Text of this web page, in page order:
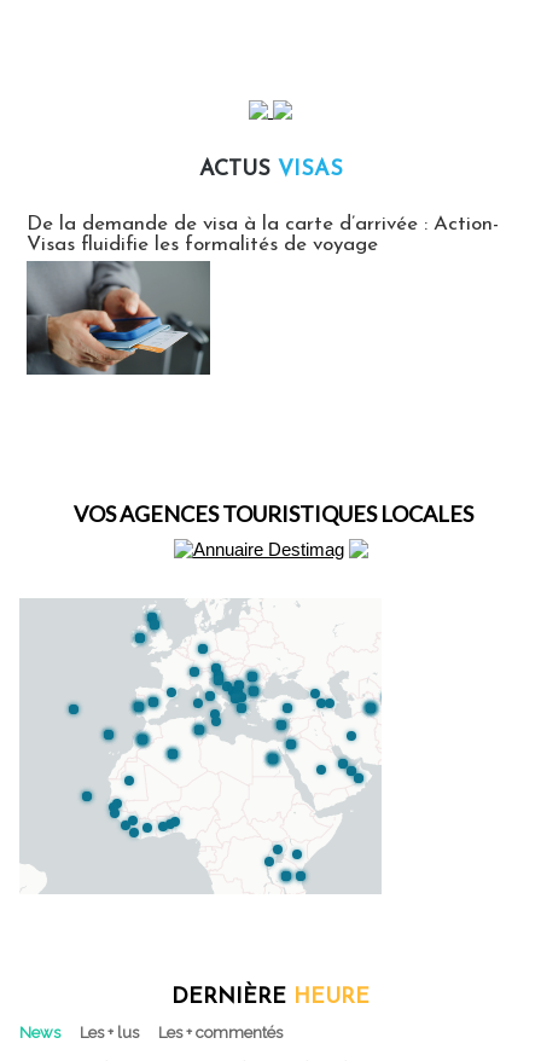
ACTUS VISAS
De la demande de visa à la carte d’arrivée : Action-
Visas fluidifie les formalités de voyage
VOS AGENCES TOURISTIQUES LOCALES
DERNIÈRE HEURE
News Les + lus Les + commentés